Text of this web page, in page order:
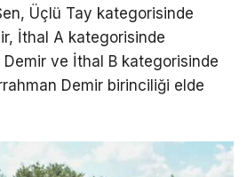
Üçlü Tay kategorisinde
İthal A kategorisinde
Demir ve İthal B kategorisinde
Demir birinciliği elde